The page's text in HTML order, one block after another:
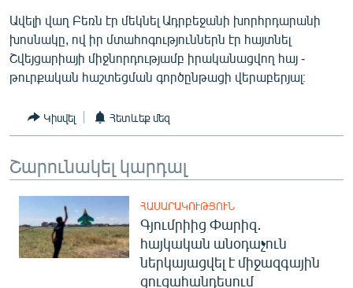
ԿՈՐՈՆԱՎԻՐՈՒՍ
ԱՐԽԻՎ
ՏԵՍԱՆՅՈՒԹԵՐ
ՁԳՏԵԼՈՎ ԼԱՎԱԳՈՒՅՆԻՆ
Հայերեն
English
Русский
Ավելի վաղ Բեռն էր մեկնել Ադրբեջանի խորհրդարանի
խոսնակը, ով իր մտահոգություններն էր հայտնել
Շվեյցարիայի միջնորդությամբ իրականացվող հայ -
թուրքական հաշտեցման գործընթացի վերաբերյալ։
Կիսվել Հետևեք մեզ
Շարունակել կարդալ
ՀԱՍԱՐԱԿՈՒԹՅՈՒՆ
Գյումրիից Փարիզ․
հայկական անօդաչուն
ներկայացվել է միջազգային
ցուցահանդեսում